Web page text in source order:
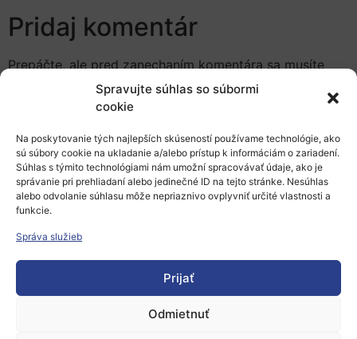
Spravujte súhlas so súbormi
cookie
Na poskytovanie tých najlepších skúseností používame technológie, ako
sú súbory cookie na ukladanie a/alebo prístup k informáciám o zariadení.
Súhlas s týmito technológiami nám umožní spracovávať údaje, ako je
správanie pri prehliadaní alebo jedinečné ID na tejto stránke. Nesúhlas
alebo odvolanie súhlasu môže nepriaznivo ovplyvniť určité vlastnosti a
funkcie.
Správa služieb
Prijať
Odmietnuť
Pridaj komentár
Prepáčte, ale pred zanechaním komentára sa musíte
Európsky výskumný priestor
Grantové programy pre výskum